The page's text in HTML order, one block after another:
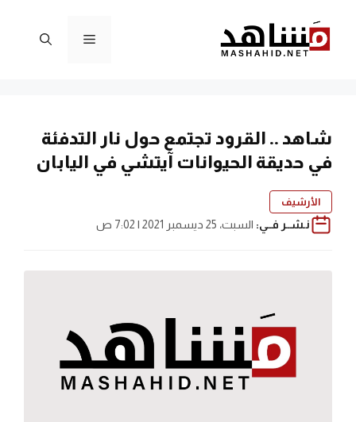
المحتوى
القائمة
شاهد .. القرود تجتمع حول نار التدفئة
في حديقة الحيوانات آيتشي في اليابان
الأرشيف
نـشــر فــي: السبت، 25 ديسمبر 2021 | 7:02 ص